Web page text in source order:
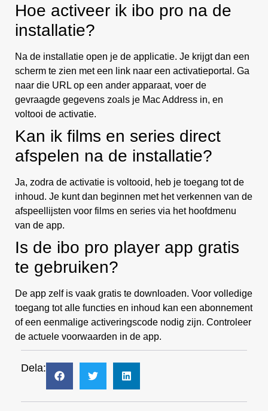
Hoe activeer ik ibo pro na de
installatie?
Na de installatie open je de applicatie. Je krijgt dan een
scherm te zien met een link naar een activatieportal. Ga
naar die URL op een ander apparaat, voer de
gevraagde gegevens zoals je Mac Address in, en
voltooi de activatie.
Kan ik films en series direct
afspelen na de installatie?
Ja, zodra de activatie is voltooid, heb je toegang tot de
inhoud. Je kunt dan beginnen met het verkennen van de
afspeellijsten voor films en series via het hoofdmenu
van de app.
Is de ibo pro player app gratis
te gebruiken?
De app zelf is vaak gratis te downloaden. Voor volledige
toegang tot alle functies en inhoud kan een abonnement
of een eenmalige activeringscode nodig zijn. Controleer
de actuele voorwaarden in de app.
Dela: